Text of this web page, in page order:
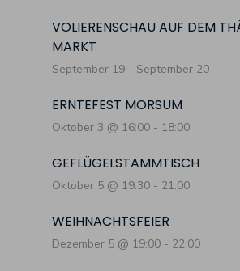
VOLIERENSCHAU AUF DEM
MARKT
September 19 - September 20
ERNTEFEST MORSUM
Oktober 3 @ 16:00 - 18:00
GEFLÜGELSTAMMTISCH
Oktober 5 @ 19:30 - 21:00
WEIHNACHTSFEIER
Dezember 5 @ 19:00 - 22:00